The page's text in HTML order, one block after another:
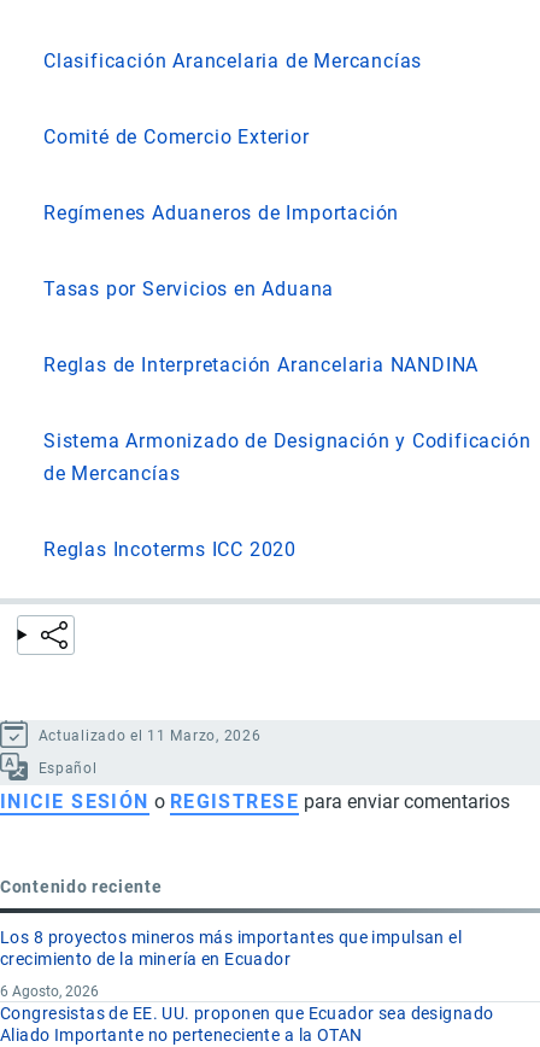
Clasificación Arancelaria de Mercancías
Comité de Comercio Exterior
Regímenes Aduaneros de Importación
Tasas por Servicios en Aduana
Reglas de Interpretación Arancelaria NANDINA
Sistema Armonizado de Designación y Codificación
de Mercancías
Reglas Incoterms ICC 2020
Actualizado el 11 Marzo, 2026
Español
INICIE SESIÓN o REGISTRESE para enviar comentarios
Contenido reciente
Los 8 proyectos mineros más importantes que impulsan el
crecimiento de la minería en Ecuador
6 Agosto, 2026
Congresistas de EE. UU. proponen que Ecuador sea designado
Aliado Importante no perteneciente a la OTAN